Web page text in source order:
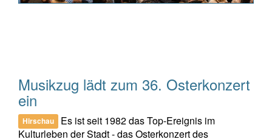
Musikzug lädt zum 36. Osterkonzert
ein
Hirschau
Es ist seit 1982 das Top-Ereignis im
Kulturleben der Stadt - das Osterkonzert des